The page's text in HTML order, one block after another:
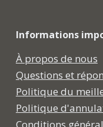
Informations
À propos de nous
Questions et
Politique du
Politique
Conditions